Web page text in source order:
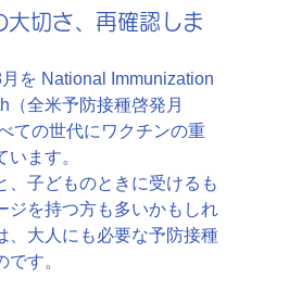
大切さ、再確認しま
を National Immunization
（全米予防接種啓発月
ての世代にワクチンの重
ます。
、子どものときに受けるも
ジを持つ方も多いかもしれ
、大人にも必要な予防接種
す。